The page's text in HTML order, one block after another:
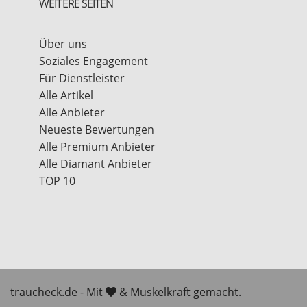
Ich freu mch auf euch, eure Laura
www.laurahempel.de
WEITERE SEITEN
Über uns
Soziales Engagement
Für Dienstleister
Alle Artikel
Alle Anbieter
Neueste Bewertungen
Alle Premium Anbieter
Alle Diamant Anbieter
TOP 10
traucheck.de - Mit & Muskelkraft gemacht.